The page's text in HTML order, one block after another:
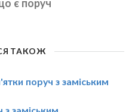
є поруч
ТАКОЖ
поруч з заміським